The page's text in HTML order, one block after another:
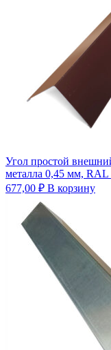
Угол простой
металла 0,45 мм,
677,00 ₽ В корзину